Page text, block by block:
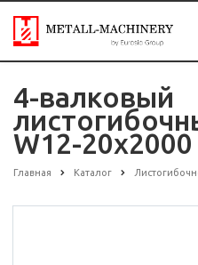
4-валковый
W12-20х2000
Главная Каталог